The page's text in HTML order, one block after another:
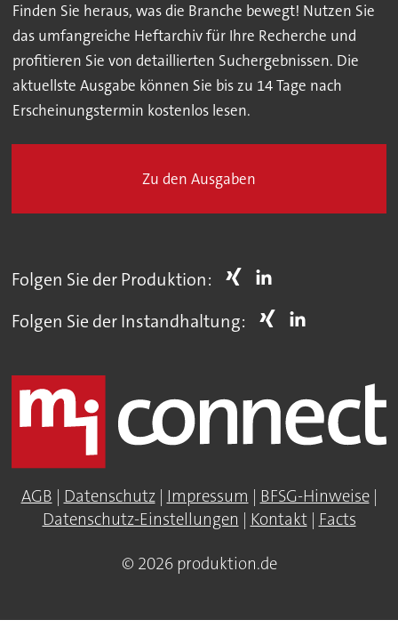
Finden Sie heraus, was die Branche bewegt! Nutzen Sie
das umfangreiche Heftarchiv für Ihre Recherche und
profitieren Sie von detaillierten Suchergebnissen. Die
aktuellste Ausgabe können Sie bis zu 14 Tage nach
Erscheinungstermin kostenlos lesen.
Zu den Ausgaben
Folgen Sie der Produktion:
Folgen Sie der Instandhaltung:
AGB | Datenschutz| Impressum | BFSG-Hinweise|
Datenschutz-Einstellungen | Kontakt| Facts
© 2026 produktion.de